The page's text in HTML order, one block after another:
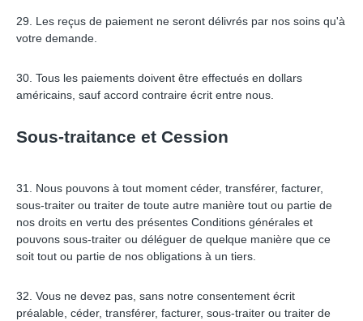
29. Les reçus de paiement ne seront délivrés par nos soins qu'à
votre demande.
30. Tous les paiements doivent être effectués en dollars
américains, sauf accord contraire écrit entre nous.
Sous-traitance et Cession
31. Nous pouvons à tout moment céder, transférer, facturer,
sous-traiter ou traiter de toute autre manière tout ou partie de
nos droits en vertu des présentes Conditions générales et
pouvons sous-traiter ou déléguer de quelque manière que ce
soit tout ou partie de nos obligations à un tiers.
32. Vous ne devez pas, sans notre consentement écrit
préalable, céder, transférer, facturer, sous-traiter ou traiter de